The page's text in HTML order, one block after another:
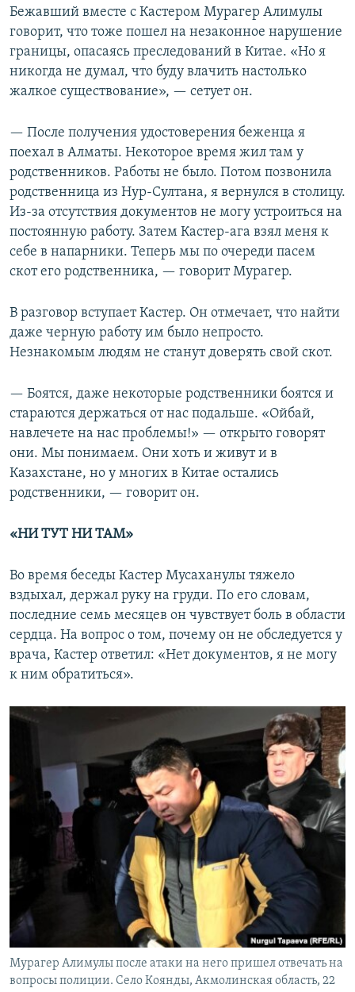
Бежавший вместе с Кастером Мурагер Алимулы
говорит, что тоже пошел на незаконное нарушение
границы, опасаясь преследований в Китае. «Но я
никогда не думал, что буду влачить настолько
жалкое существование», — сетует он.
— После получения удостоверения беженца я
поехал в Алматы. Некоторое время жил там у
родственников. Работы не было. Потом позвонила
родственница из Нур-Султана, я вернулся в столицу.
Из-за отсутствия документов не могу устроиться на
постоянную работу. Затем Кастер-ага взял меня к
себе в напарники. Теперь мы по очереди пасем
скот его родственника, — говорит Мурагер.
В разговор вступает Кастер. Он отмечает, что найти
даже черную работу им было непросто.
Незнакомым людям не станут доверять свой скот.
— Боятся, даже некоторые родственники боятся и
стараются держаться от нас подальше. «Ойбай,
навлечете на нас проблемы!» — открыто говорят
они. Мы понимаем. Они хоть и живут и в
Казахстане, но у многих в Китае остались
родственники, — говорит он.
«НИ ТУТ НИ ТАМ»
Во время беседы Кастер Мусаханулы тяжело
вздыхал, держал руку на груди. По его словам,
последние семь месяцев он чувствует боль в области
сердца. На вопрос о том, почему он не обследуется у
врача, Кастер ответил: «Нет документов, я не могу
к ним обратиться».
Мурагер Алимулы после атаки на него пришел отвечать на
вопросы полиции. Село Коянды, Акмолинская область, 22